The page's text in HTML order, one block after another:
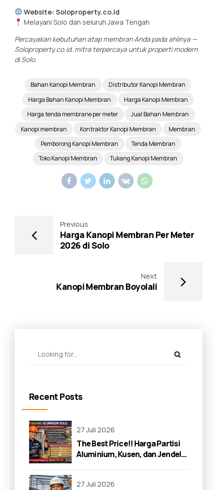
Website: Soloproperty.co.id
Melayani Solo dan seluruh Jawa Tengah
Percayakan kebutuhan atap membran Anda pada ahlinya —
Soloproperty.co.id, mitra terpercaya untuk properti modern
di Solo.
Bahan Kanopi Membran
Distributor Kanopi Membran
Harga Bahan Kanopi Membran
Harga Kanopi Membran
Harga tenda membrane per meter
Jual Bahan Membran
Kanopi membran
Kontraktor Kanopi Membran
Membran
Pemborong Kanopi Membran
Tenda Membran
Toko Kanopi Membran
Tukang Kanopi Membran
Previous
Harga Kanopi Membran Per Meter
2026 di Solo
Next
Kanopi Membran Boyolali
Recent Posts
27 Juli 2026
The Best Price!! Harga Partisi
Aluminium, Kusen, dan Jendela
27 Juli 2026